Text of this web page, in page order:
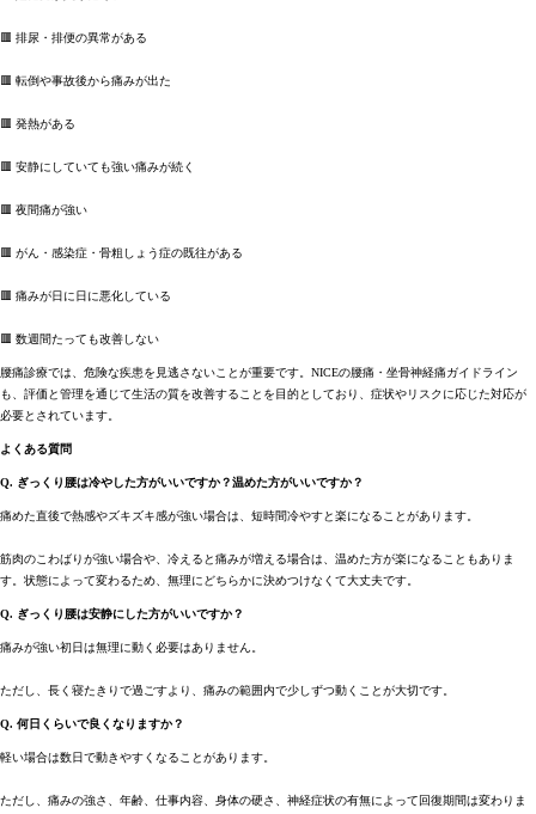
🟥 排尿・排便の異常がある
🟥 転倒や事故後から痛みが出た
🟥 発熱がある
🟥 安静にしていても強い痛みが続く
🟥 夜間痛が強い
🟥 がん・感染症・骨粗しょう症の既往がある
🟥 痛みが日に日に悪化している
🟥 数週間たっても改善しない
腰痛診療では、危険な疾患を見逃さないことが重要です。NICEの腰痛・坐骨神経痛ガイドライン
も、評価と管理を通じて生活の質を改善することを目的としており、症状やリスクに応じた対応が
必要とされています。
よくある質問
Q. ぎっくり腰は冷やした方がいいですか？温めた方がいいですか？
痛めた直後で熱感やズキズキ感が強い場合は、短時間冷やすと楽になることがあります。
筋肉のこわばりが強い場合や、冷えると痛みが増える場合は、温めた方が楽になることもありま
す。状態によって変わるため、無理にどちらかに決めつけなくて大丈夫です。
Q. ぎっくり腰は安静にした方がいいですか？
痛みが強い初日は無理に動く必要はありません。
ただし、長く寝たきりで過ごすより、痛みの範囲内で少しずつ動くことが大切です。
Q. 何日くらいで良くなりますか？
軽い場合は数日で動きやすくなることがあります。
ただし、痛みの強さ、年齢、仕事内容、身体の硬さ、神経症状の有無によって回復期間は変わりま